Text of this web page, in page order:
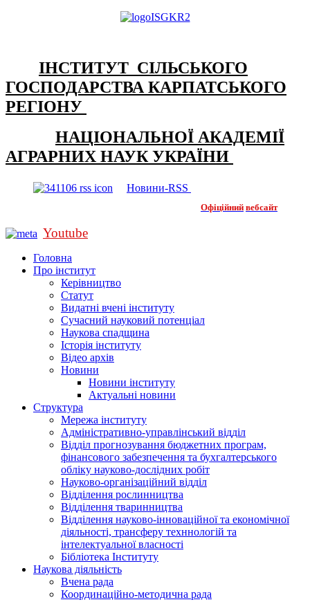
ІНСТИТУТ СІЛЬСЬКОГО
ГОСПОДАРСТВА КАРПАТСЬКОГО
РЕГІОНУ
НАЦІОНАЛЬНОЇ АКАДЕМІЇ
АГРАРНИХ НАУК УКРАЇНИ
Новини-RSS
Офіційний вебсайт
Youtube
Головна
Про інститут
Керівництво
Статут
Видатні вчені інституту
Сучасний науковий потенціал
Наукова спадщина
Історія інституту
Відео архів
Новини
Новини інституту
Актуальні новини
Структура
Мережа інституту
Адміністративно-управлінський відділ
Відділ прогнозування бюджетних програм,
фінансового забезпечення та бухгалтерського
обліку науково-дослідних робіт
Науково-організаційний відділ
Відділення рослинництва
Відділення тваринництва
Відділення науково-інноваційної та економічної
діяльності, трансферу техннологій та
інтелектуальної власності
Бібліотека Інституту
Наукова діяльність
Вчена рада
Координаційно-методична рада